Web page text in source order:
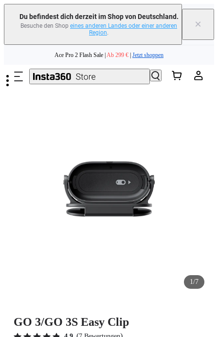
Du befindest dich derzeit im Shop von Deutschland.
Besuche den Shop eines anderen Landes oder einer anderen
Region.
×
Ace Pro 2 Flash Sale | Ab 299 € Jetzt shoppen
Tausche dein altes Gerät ein und erhalte Geld für deinen Neukauf.｜Mehr
1/7
GO 3/GO 3S Easy Clip